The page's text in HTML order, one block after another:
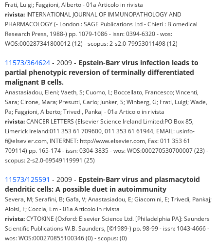
Frati, Luigi; Faggioni, Alberto - 01a Articolo in rivista
rivista: INTERNATIONAL JOURNAL OF IMMUNOPATHOLOGY AND
PHARMACOLOGY (- London : SAGE Publications Ltd - Chieti : Biomedical
Research Press, 1988-) pp. 1079-1086 - issn: 0394-6320 - wos:
WOS:000287341800012 (12) - scopus: 2-s2.0-79953011498 (12)
11573/364624 - 2009 - Epstein-Barr virus infection leads to
partial phenotypic reversion of terminally differentiated
malignant B cells.
Anastasiadou, Eleni; Vaeth, S; Cuomo, L; Boccellato, Francesco; Vincenti,
Sara; Cirone, Mara; Presutti, Carlo; Junker, S; Winberg, G; Frati, Luigi; Wade,
Pa; Faggioni, Alberto; Trivedi, Pankaj - 01a Articolo in rivista
rivista:CANCER LETTERS (Elsevier Science Ireland Limited:PO Box 85,
Limerick Ireland:011 353 61 709600, 011 353 61 61944, EMAIL: usinfo-
f@elsevier.com, INTERNET: http://www.elsevier.com, Fax: 011 353 61
709114) pp. 165-174 - issn: 0304-3835 - wos: WOS:000270530700007 (23) -
scopus: 2-s2.0-69549119991 (25)
11573/125591 - 2009 - Epstein-Barr virus and plasmacytoid
dendritic cells: A possible duet in autoimmunity
Severa, M; Serafini, B; Gafa, V; Anastasiadou, E; Giacomini, E; Trivedi, Pankaj;
Aloisi, F; Coccia, Em - 01a Articolo in rivista
rivista:CYTOKINE (Oxford: Elsevier Science Ltd. [Philadelphia PA]: Saunders
Scientific Publications W.B. Saunders, [©1989-) pp. 98-99 - issn: 1043-4666 -
wos: WOS:000270855100346 (0) - scopus: (0)